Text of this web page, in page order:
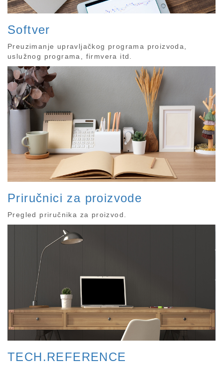
Softver
Preuzimanje upravljačkog programa proizvoda,
uslužnog programa, firmvera itd.
Priručnici za proizvode
Pregled priručnika za proizvod.
TECH.REFERENCE